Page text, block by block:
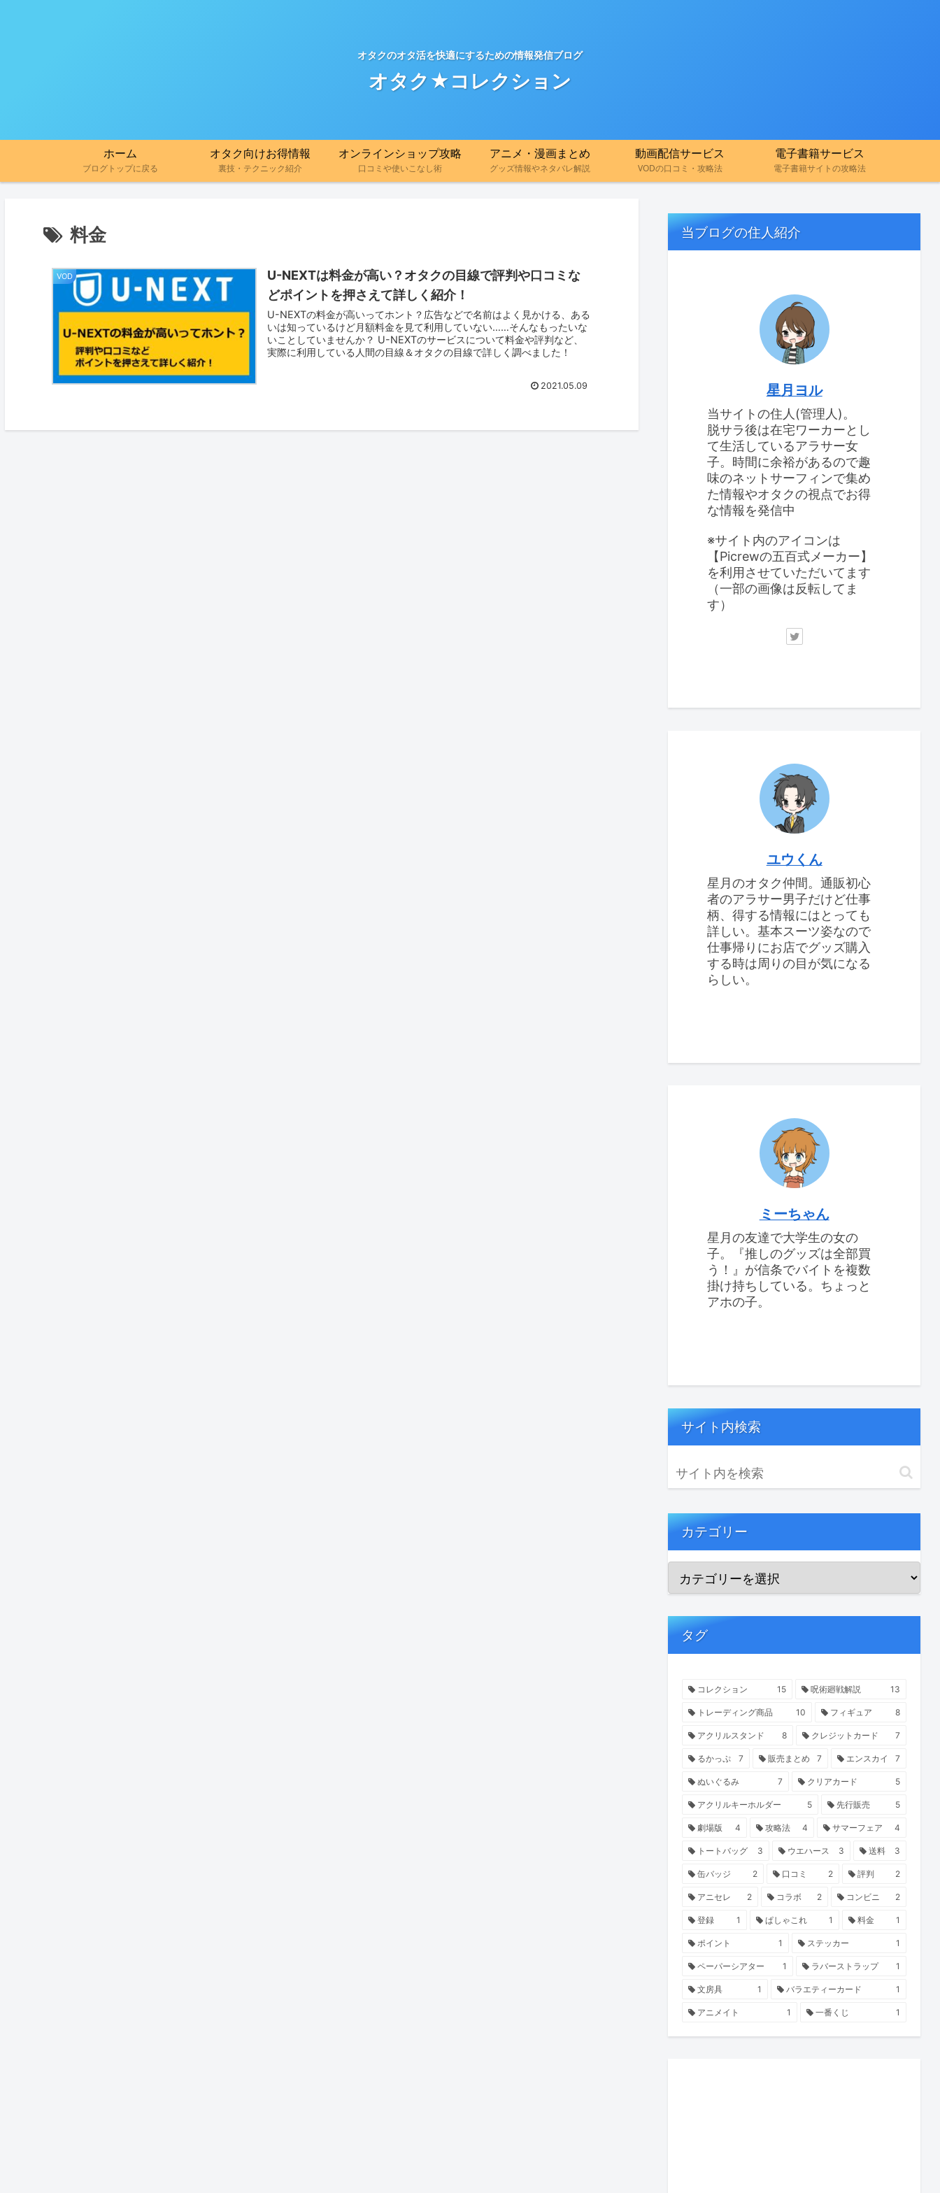
オタクのオタ活を快適にするための情報発信ブログ
オタク★コレクション
ホーム
ブログトップに戻る
オタク向けお得情報
裏技・テクニック紹介
オンラインショップ攻略
口コミや使いこなし術
アニメ・漫画まとめ
グッズ情報やネタバレ解説
動画配信サービス
VODの口コミ・攻略法
電子書籍サービス
電子書籍サイトの攻略法
料金
VOD
U-NEXTは料金が高い？オタクの目線で評判や口コミな
どポイントを押さえて詳しく紹介！
U-NEXTの料金が高いってホント？広告などで名前はよく見かける、ある
いは知っているけど月額料金を見て利用していない……そんなもったいな
いことしていませんか？ U-NEXTのサービスについて料金や評判など、
実際に利用している人間の目線＆オタクの目線で詳しく調べました！
2021.05.09
当ブログの住人紹介
星月ヨル
当サイトの住人(管理人)。
脱サラ後は在宅ワーカーとし
て生活しているアラサー女
子。時間に余裕があるので趣
味のネットサーフィンで集め
た情報やオタクの視点でお得
な情報を発信中
※サイト内のアイコンは
【Picrewの五百式メーカー】
を利用させていただいてます
（一部の画像は反転してま
す）
ユウくん
星月のオタク仲間。通販初心
者のアラサー男子だけど仕事
柄、得する情報にはとっても
詳しい。基本スーツ姿なので
仕事帰りにお店でグッズ購入
する時は周りの目が気になる
らしい。
ミーちゃん
星月の友達で大学生の女の
子。『推しのグッズは全部買
う！』が信条でバイトを複数
掛け持ちしている。ちょっと
アホの子。
サイト内検索
カテゴリー
タグ
コレクション 15 呪術廻戦解説 13
トレーディング商品 10 フィギュア 8
アクリルスタンド 8 クレジットカード 7
るかっぷ 7 販売まとめ 7 エンスカイ 7
ぬいぐるみ 7 クリアカード 5
アクリルキーホルダー 5 先行販売 5
劇場版 4 攻略法 4 サマーフェア 4
トートバッグ 3 ウエハース 3 送料 3
缶バッジ 2 口コミ 2 評判 2
アニセレ 2 コラボ 2 コンビニ 2
登録 1 ぱしゃこれ 1 料金 1
ポイント 1 ステッカー 1
ペーパーシアター 1 ラバーストラップ 1
文房具 1 バラエティーカード 1
アニメイト 1 一番くじ 1